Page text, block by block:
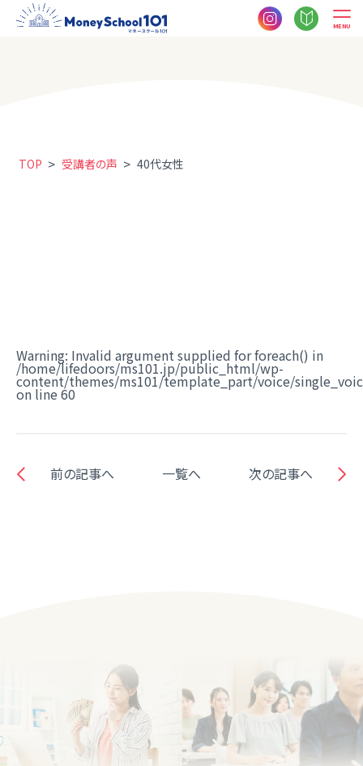
MENU
TOP > 受講者の声 > 40代女性
Warning: Invalid argument supplied for foreach() in
/home/lifedoors/ms101.jp/public_html/wp-
content/themes/ms101/template_part/voice/
on line 60
前の記事へ 一覧へ 次の記事へ